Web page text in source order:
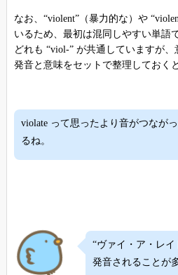
なお、“violent”（暴力的な）や
いるため、最初は混同しやすい単語
どれも “viol-” が共通していますが、
発音と意味をセットで整理しておく
violate って思ったより音がつなが
るね。
“ヴァイ・ア・レ
発音されることが